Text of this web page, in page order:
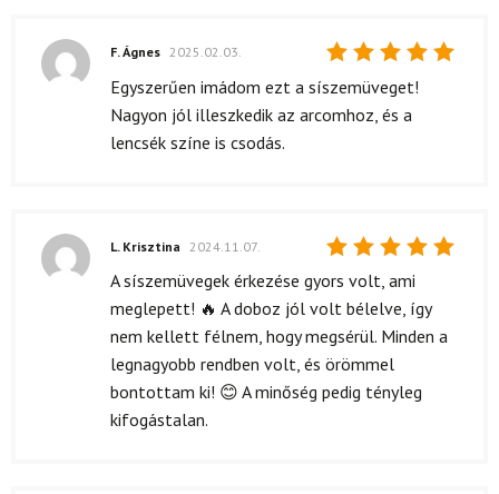
Értékelés:
/ 5
F. Ágnes 2025.02.03.
Egyszerűen imádom ezt a síszemüveget!
Nagyon jól illeszkedik az arcomhoz, és a
lencsék színe is csodás.
Értékelés:
/ 5
L. Krisztina 2024.11.07.
A síszemüvegek érkezése gyors volt, ami
meglepett! 🔥 A doboz jól volt bélelve, így
nem kellett félnem, hogy megsérül. Minden a
legnagyobb rendben volt, és örömmel
bontottam ki! 😊 A minőség pedig tényleg
kifogástalan.